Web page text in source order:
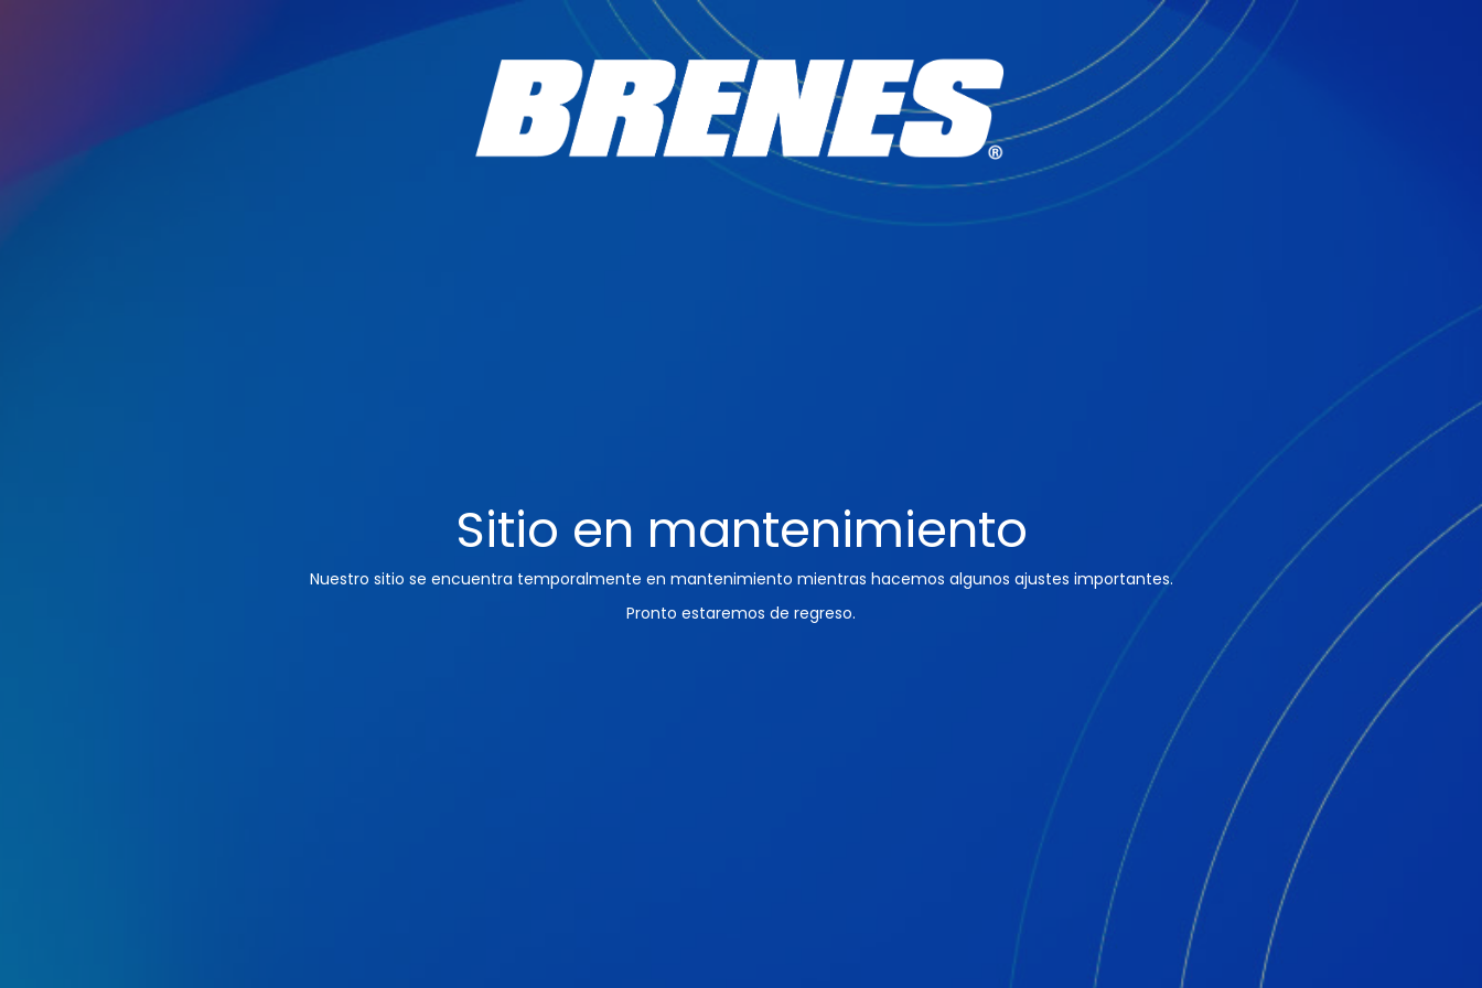
Sitio en mantenimiento
Nuestro sitio se encuentra temporalmente en mantenimiento mientras hacemos algunos ajustes importantes.
Pronto estaremos de regreso.